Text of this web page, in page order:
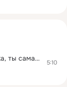
Моя мама лучшая на свете. Мамочка, ты самая лучшая! Поздравляю тебя с твоим днем Рождения!!!!Я ТЕБЯ ОЧЕНЬ ОЧЕНЬ ОЧЕНЬ СИЛЬНО ЛЮБЛЮ!!! 26.04.2011 .ТАНЮША 5:10